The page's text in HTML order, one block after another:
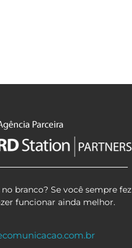
branco? Se você sempre
funcionar ainda melhor.